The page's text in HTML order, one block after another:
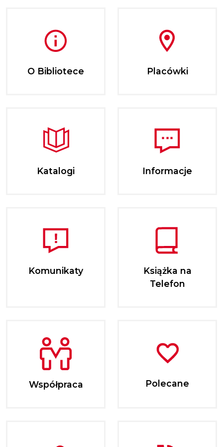
O Bibliotece Placówki
Katalogi Informacje
Komunikaty
Książka na
Telefon
Współpraca Polecane